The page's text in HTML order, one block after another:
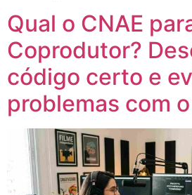
Qual o CNAE
Coprodutor?
código certo e
problemas com